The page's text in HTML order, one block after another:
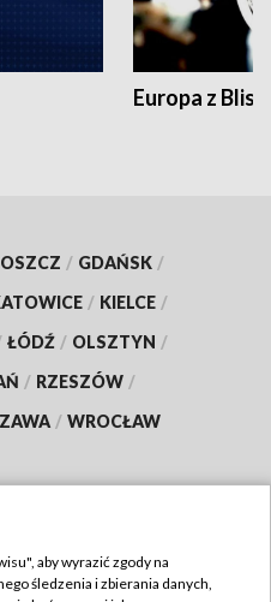
Europa z
/ GDAŃSK /
/ KIELCE /
ŁÓDŹ / OLSZTYN /
/ RZESZÓW /
/ WROCŁAW
aby wyrazić zgody na
śledzenia i zbierania danych,